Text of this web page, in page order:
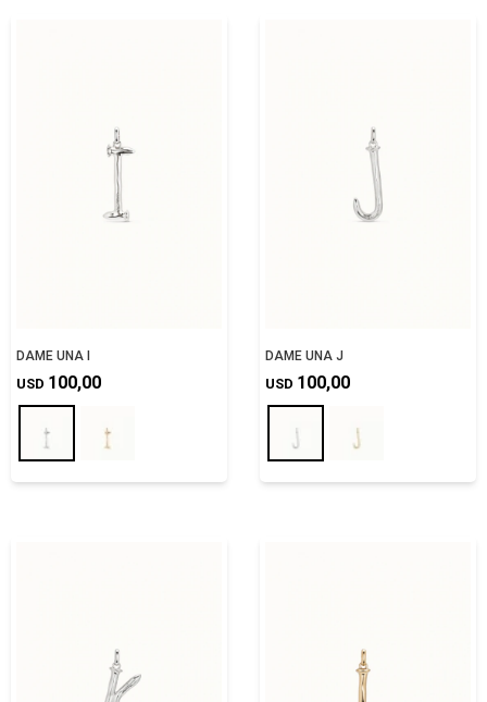
DAME UNA I
USD 100,00
DAME UNA J
USD 100,00